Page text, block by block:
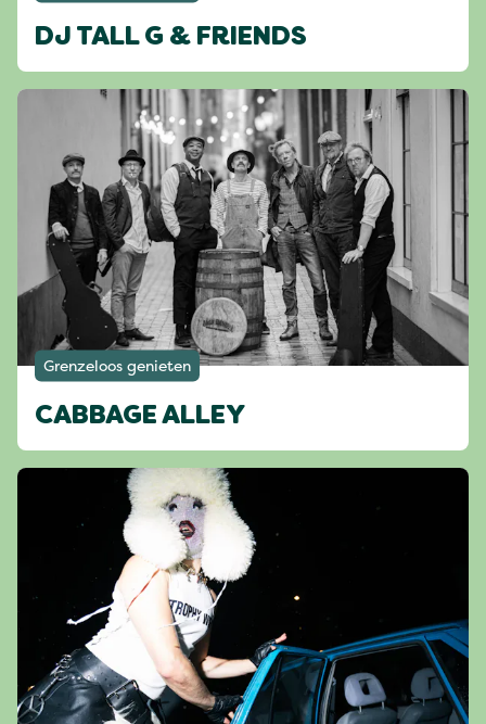
DJ TALL G & FRIENDS
Grenzeloos genieten
CABBAGE ALLEY